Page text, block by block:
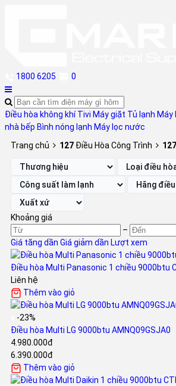
1800 6205 0
Điều hòa không khí Tivi Máy giặt Tủ lạnh Máy
nhà bếp Bình nóng lạnh Máy lọc nước
Trang chủ
127 Điều Hòa Công Trình 127
Khoảng giá
–
Giá tăng dần Giá giảm dần Lượt xem
Điều hòa Multi Panasonic 1 chiều 9000btu
Liên hệ
Thêm vào giỏ
-23%
Điều hòa Multi LG 9000btu AMNQ09GSJA0
4.980.000đ
6.390.000đ
Thêm vào giỏ